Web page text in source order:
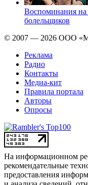
Воспоминания
болельщиков
© 2007 — 2026 ООО
Реклама
Радио
Контакты
Медиа-кит
Правила портала
Авторы
Опросы
На информационном
рекомендательные
предоставления